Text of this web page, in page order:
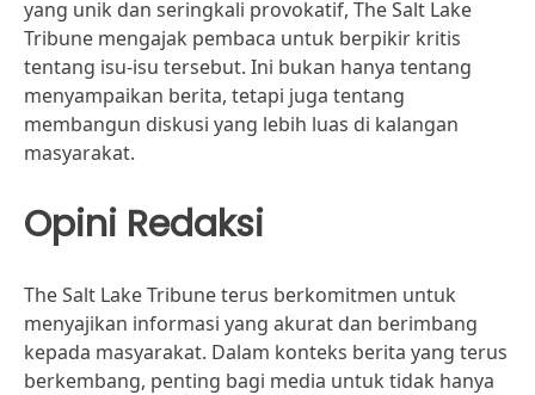
yang unik dan seringkali provokatif, The Salt Lake
Tribune mengajak pembaca untuk berpikir kritis
tentang isu-isu tersebut. Ini bukan hanya tentang
menyampaikan berita, tetapi juga tentang
membangun diskusi yang lebih luas di kalangan
masyarakat.
Opini Redaksi
The Salt Lake Tribune terus berkomitmen untuk
menyajikan informasi yang akurat dan berimbang
kepada masyarakat. Dalam konteks berita yang terus
berkembang, penting bagi media untuk tidak hanya